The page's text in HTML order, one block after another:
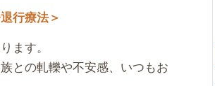
行療法＞
ます。
との軋轢や不安感、いつもお